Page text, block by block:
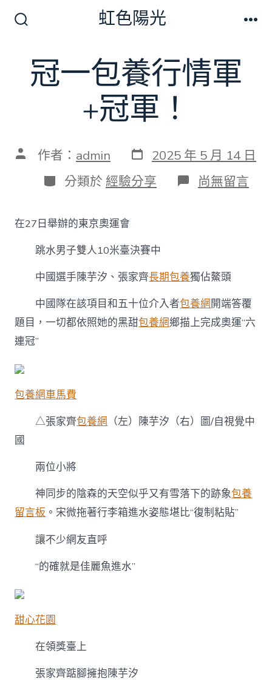
切
換
開
虹色陽光
冠一包養行情軍
+冠軍！
文 作者： admin 發
表
日
期
2025 年 5 月 14 日
分
類
分類於 經驗分享 在
〈冠
+冠
中
尚無留言
在27日舉辦的東京奧運會
跳水男子雙人10米臺決賽中
中國選手陳芋汐、張家齊長期包養獨佔鰲頭
中國隊在該項目和五十位介入者包養網開端答覆
題目，一切都依照她的黑甜包養網鄉描上完成奧運“六
連冠”
包養網車馬費
△張家齊包養網 （左）陳芋汐（右）圖/自視覺中
國
兩位小將
神同步的陰森的天空似乎又有雪落下的跡象包養
留言板 。宋微拖著行李箱進水姿態堪比“復制粘貼”
讓不少網友直呼
“的確就是佳麗魚進水”
甜心花園
在領獎臺上
張家齊踮腳擁抱陳芋汐